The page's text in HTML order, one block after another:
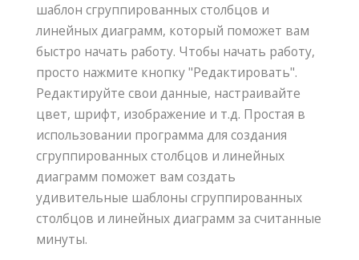
шаблон сгруппированных столбцов и
линейных диаграмм, который поможет вам
быстро начать работу. Чтобы начать работу,
просто нажмите кнопку "Редактировать".
Редактируйте свои данные, настраивайте
цвет, шрифт, изображение и т.д. Простая в
использовании программа для создания
сгруппированных столбцов и линейных
диаграмм поможет вам создать
удивительные шаблоны сгруппированных
столбцов и линейных диаграмм за считанные
минуты.